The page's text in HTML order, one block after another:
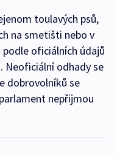
toulavých psů,
na smetišti nebo v
oficiálních údajů
Neoficiální odhady se
dobrovolníků se
nepřijmou